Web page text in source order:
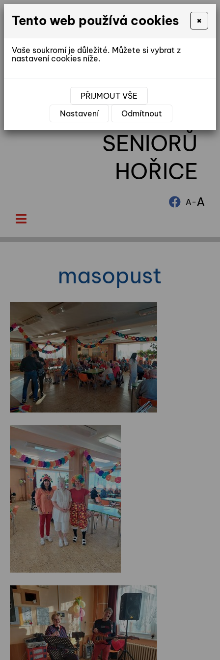
reditel@ddhorice.cz
DOMOV
SENIORŮ
HOŘICE
A-A
masopust
Tento web používá cookies ×
Vaše soukromí je důležité. Můžete si vybrat z
nastavení cookies níže.
PŘIJMOUT VŠE
Nastavení
Odmítnout